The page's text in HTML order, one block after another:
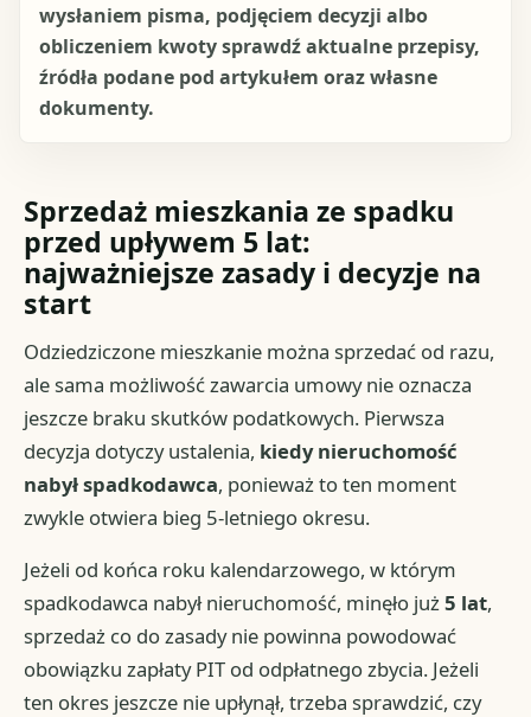
wysłaniem pisma, podjęciem decyzji albo
obliczeniem kwoty sprawdź aktualne przepisy,
źródła podane pod artykułem oraz własne
dokumenty.
Sprzedaż mieszkania ze spadku
przed upływem 5 lat:
najważniejsze zasady i decyzje na
start
Odziedziczone mieszkanie można sprzedać od razu,
ale sama możliwość zawarcia umowy nie oznacza
jeszcze braku skutków podatkowych. Pierwsza
decyzja dotyczy ustalenia, kiedy nieruchomość
nabył spadkodawca, ponieważ to ten moment
zwykle otwiera bieg 5-letniego okresu.
Jeżeli od końca roku kalendarzowego, w którym
spadkodawca nabył nieruchomość, minęło już5 lat,
sprzedaż co do zasady nie powinna powodować
obowiązku zapłaty PIT od odpłatnego zbycia. Jeżeli
ten okres jeszcze nie upłynął, trzeba sprawdzić, czy